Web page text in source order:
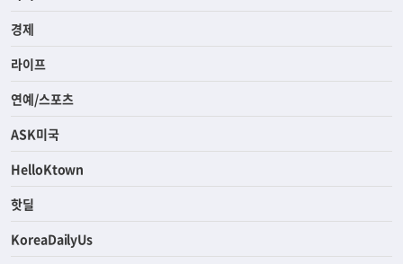
경제
라이프
연예/스포츠
ASK미국
HelloKtown
핫딜
KoreaDailyUs